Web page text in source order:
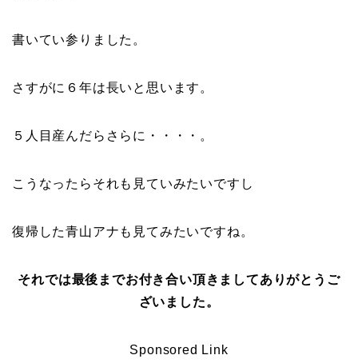
書いてい参りました。
さすがに６年は長いと思います。
５人目産んだらさらに・・・・。
こうなったらそれも見ていみたいですし
復帰した青山アナも見てみたいですね。
それでは最後までお付き合い頂きましてありがとうご
ざいました。
Sponsored Link